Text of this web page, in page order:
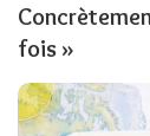
fois »